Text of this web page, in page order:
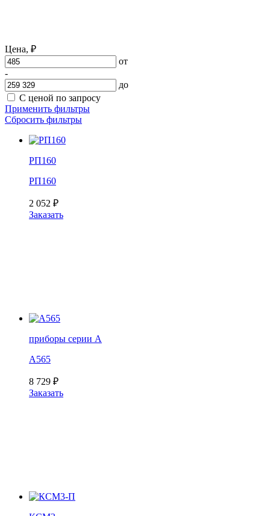
Цена, ₽
от
-
до
С ценой по запросу
Применить фильтры
Сбросить фильтры
РП160
РП160
2 052 ₽
Заказать
приборы серии А
А565
8 729 ₽
Заказать